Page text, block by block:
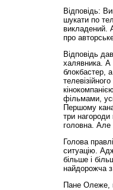
Відповідь:
шукати по
викладений.
про
Відповідь
халявника. А
блокбастер,
фільмами,
Першому
три
головна. Але
Голова
ситуацію.
більше і
найдорожча з
Пане Олеже,